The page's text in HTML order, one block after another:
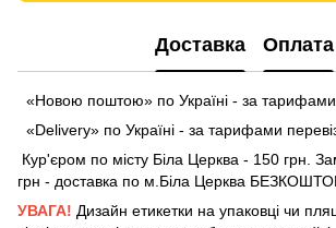
Доставка Оплата
«Новою поштою» по Україні - за тарифами
«Delivery» по Україні - за тарифами
Кур'єром по місту Біла Церква - 150 грн.
грн - доставка по м.Біла Церква
УВАГА! Дизайн етикетки на упаковці чи